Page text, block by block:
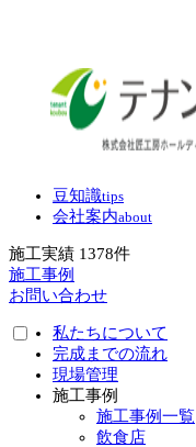
豆知識tips
会社案内about
施工実績 1378件
施工事例
お問い合わせ
私たちについて
完成までの流れ
現場管理
施工事例
施工事例一覧
飲食店